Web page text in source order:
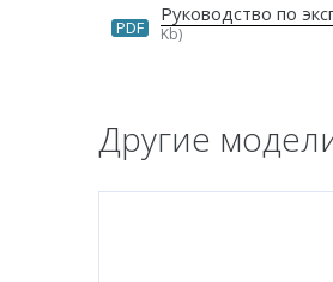
PDF
Руководство по
Kb)
Другие